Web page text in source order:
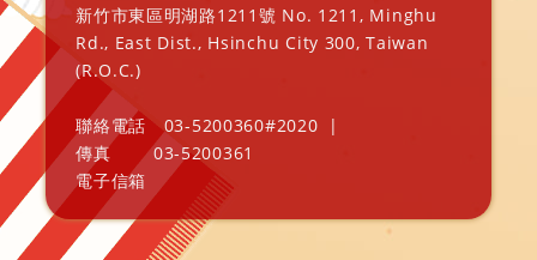
新竹市東區明湖路1211號 No. 1211, Minghu
Rd., East Dist., Hsinchu City 300, Taiwan
(R.O.C.)
聯絡電話 03-5200360#2020
|
傳真
03-5200361
電子信箱